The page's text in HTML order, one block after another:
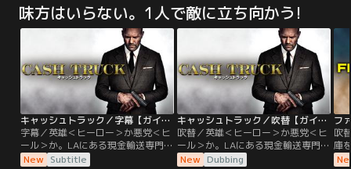
か？制御不能…覚醒型アクション・
エンターテインメント！現在も解明
されていない“脳の謎”をテーマに、
予測不能なストーリーが繰り広げら
れる！！
か？制御不能…覚醒型アクション・
エンターテインメント！現在も解明
されていない“脳の謎”をテーマに、
予測不能なストーリーが繰り広げら
れる！！
彼
殺
味方はいらない。1人で敵に立ち向かう!
キャッシュトラック／字幕【ガイ・リッチー監督×ジェイソン・ステイサム】
字幕／英雄＜ヒーロー＞か悪党＜ヒ
ール＞か。LAにある現金輸送専門の
警備会社フォーティコ・セキュリテ
New Subtitle
キャッシュトラック／吹替【ガイ・リッチー監督×ジェイソン・ステイサム】
吹替／英雄＜ヒーロー＞か悪党＜ヒ
ール＞か。LAにある現金輸送専門の
警備会社フォーティコ・セキュリテ
New Dubbing
吹
庫
た